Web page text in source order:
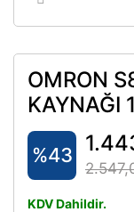
OMRON
KAYNAĞI
%43
KDV Dahildir.